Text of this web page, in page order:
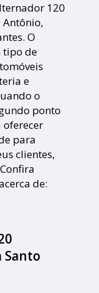
120
Antônio,
O
tipo de
e
o
ponto
oferecer
para
clientes,
de:
Santo